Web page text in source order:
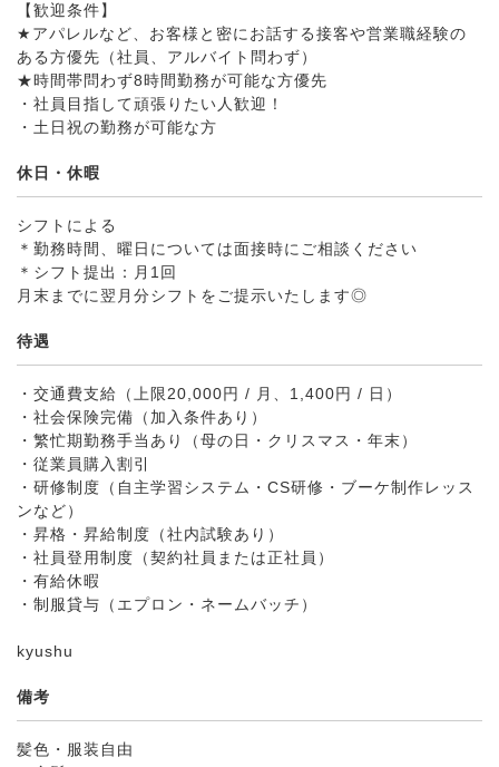
【歓迎条件】
★アパレルなど、お客様と密にお話する接客や営業職経験の
ある方優先（社員、アルバイト問わず）
★時間帯問わず8時間勤務が可能な方優先
・社員目指して頑張りたい人歓迎！
・土日祝の勤務が可能な方
休日・休暇
シフトによる
＊勤務時間、曜日については面接時にご相談ください
＊シフト提出：月1回
月末までに翌月分シフトをご提示いたします◎
待遇
・交通費支給（上限20,000円 / 月、1,400円 / 日）
・社会保険完備（加入条件あり）
・繁忙期勤務手当あり（母の日・クリスマス・年末）
・従業員購入割引
・研修制度（自主学習システム・CS研修・ブーケ制作レッス
ンなど）
・昇格・昇給制度（社内試験あり）
・社員登用制度（契約社員または正社員）
・有給休暇
・制服貸与（エプロン・ネームバッチ）
kyushu
備考
髪色・服装自由